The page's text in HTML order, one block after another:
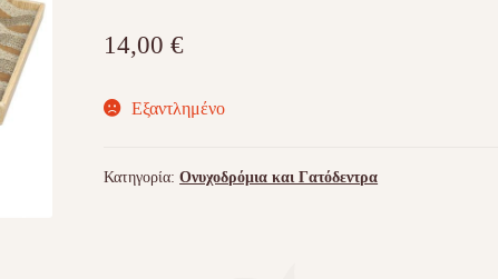
14,00€
Εξαντλημένο
Κατηγορία:Ονυχοδρόμια και Γατόδεντρα